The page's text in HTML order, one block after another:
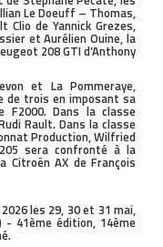
Le Doeuff – Thomas,
Clio de Yannick Grezes,
et Aurélien Ouine, la
208 GTI d’Anthony
et La Pommeraye,
de trois en imposant sa
F2000. Dans la classe
Rault. Dans la classe
Production, Wilfried
sera confronté à la
Citroën AX de François
les 29, 30 et 31 mai,
- 41ème édition, 14ème